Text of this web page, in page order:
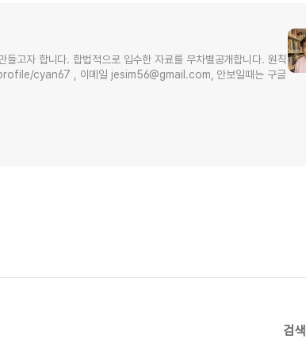
고자 합니다. 합법적으로 입수한 자료를 무차별공개합니다. 원칙
cyan67 , 이메일 jesim56@gmail.com, 안보일때는 구글
검색